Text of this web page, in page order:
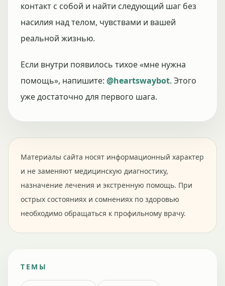
контакт с собой и найти следующий шаг без
насилия над телом, чувствами и вашей
реальной жизнью.
Если внутри появилось тихое «мне нужна
помощь», напишите: @heartswaybot. Этого
уже достаточно для первого шага.
Материалы сайта носят информационный характер
и не заменяют медицинскую диагностику,
назначение лечения и экстренную помощь. При
острых состояниях и сомнениях по здоровью
необходимо обращаться к профильному врачу.
ТЕМЫ